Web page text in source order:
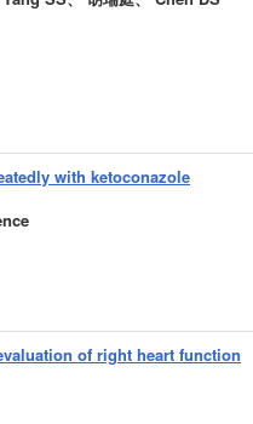
with ketoconazole
of right heart function